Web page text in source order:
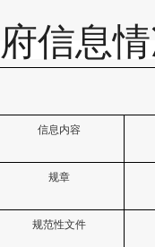
信息
信息内容
规章
规范性文件